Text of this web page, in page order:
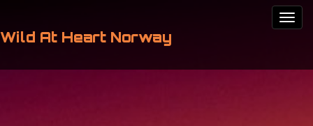
Wild At Heart Norway